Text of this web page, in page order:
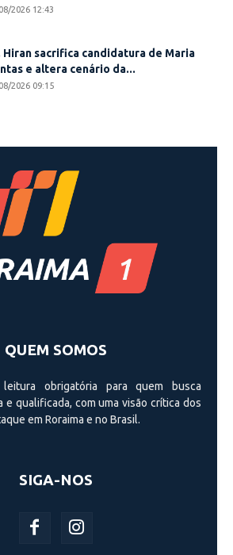
2026 12:43
Hiran sacrifica candidatura de Maria
e altera cenário da...
2026 09:15
QUEM SOMOS
obrigatória para quem busca
e qualificada, com uma visão crí­tica dos
em Roraima e no Brasil.
SIGA-NOS